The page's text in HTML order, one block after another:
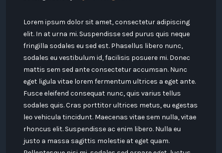
Lorem ipsum dolor sit amet, consectetur adipiscing
elit. In at urna mi. Suspendisse sed purus quis neque
fringilla sodales eu sed est. Phasellus libero nunc,
sodales eu vestibulum id, facilisis posuere mi. Donec
mattis sem sed ante consectetur accumsan. Nunc
eget ligula vitae lorem fermentum ultrices a eget ante.
Fusce eleifend consequat nunc, quis varius tellus
sodales quis. Cras porttitor ultrices metus, eu egestas
leo vehicula tincidunt. Maecenas vitae sem nulla, vitae
rhoncus elit. Suspendisse ac enim libero. Nulla eu
justo a massa sagittis molestie at eget quam.